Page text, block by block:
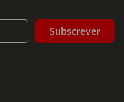
Subscrever